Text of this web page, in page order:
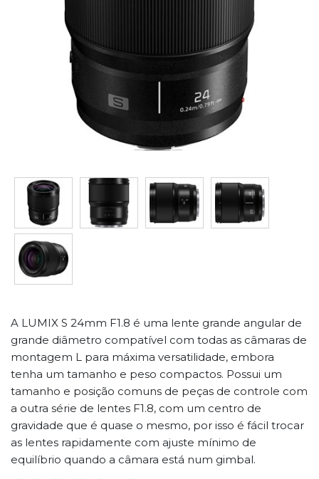
A LUMIX S 24mm F1.8 é uma lente grande angular de
grande diâmetro compatível com todas as câmaras de
montagem L para máxima versatilidade, embora
tenha um tamanho e peso compactos. Possui um
tamanho e posição comuns de peças de controle com
a outra série de lentes F1.8, com um centro de
gravidade que é quase o mesmo, por isso é fácil trocar
as lentes rapidamente com ajuste mínimo de
equilíbrio quando a câmara está num gimbal.